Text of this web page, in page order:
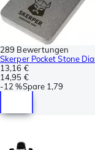
289 Bewertungen
Skerper Pocket Stone
13,16 €
14,95 €
-12 %Spare 1,79